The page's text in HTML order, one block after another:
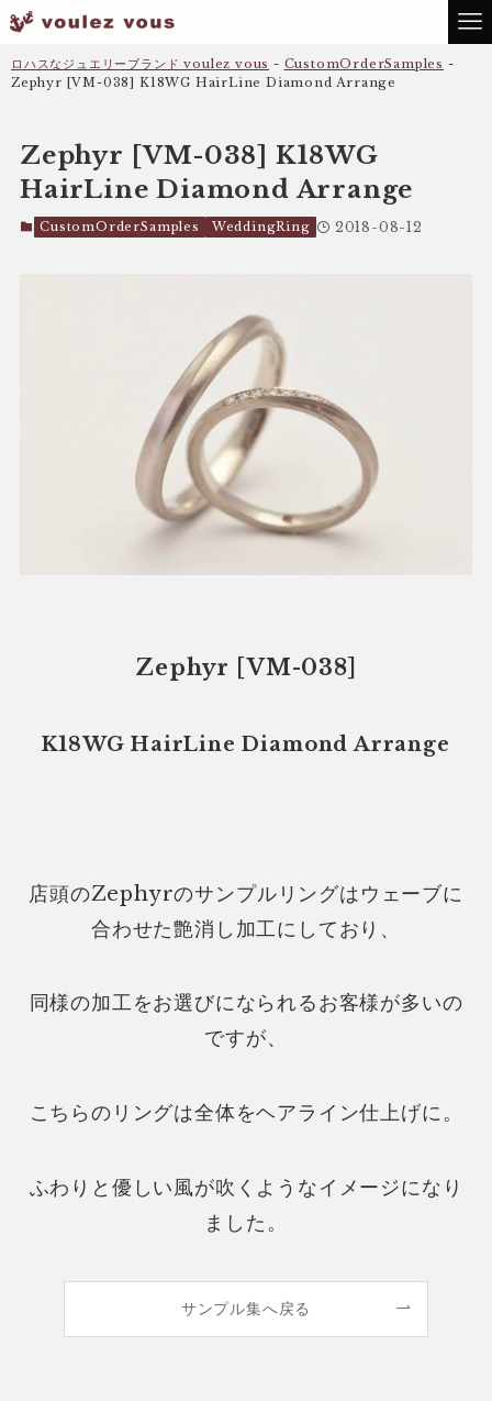
ロハスなジュエリーブランド voulez vous - CustomOrderSamples -
Zephyr [VM-038] K18WG HairLine Diamond Arrange
Zephyr [VM-038] K18WG
HairLine Diamond Arrange
CustomOrderSamples WeddingRing 2018-08-12
Zephyr [VM-038]
K18WG HairLine Diamond Arrange
店頭のZephyrのサンプルリングはウェーブに
合わせた艶消し加工にしており、
同様の加工をお選びになられるお客様が多いの
ですが、
こちらのリングは全体をヘアライン仕上げに。
ふわりと優しい風が吹くようなイメージになり
ました。
サンプル集へ戻る